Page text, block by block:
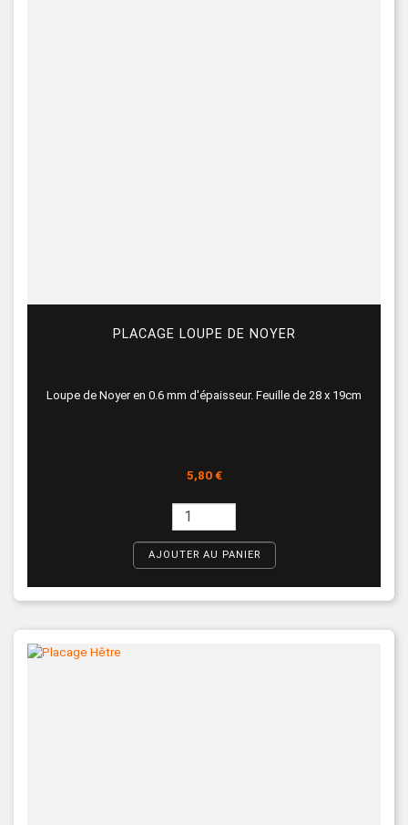
PLACAGE LOUPE DE NOYER
Loupe de Noyer en 0.6 mm d'épaisseur. Feuille de 28 x 19cm
Prix
5,80 €
AJOUTER AU PANIER